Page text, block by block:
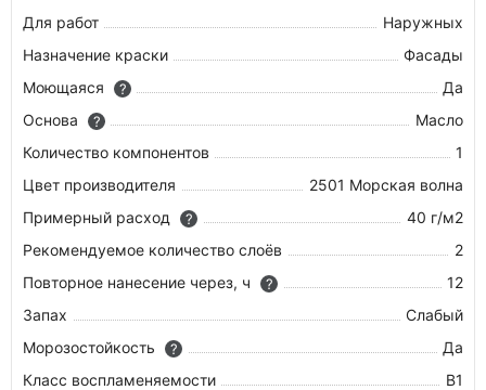
Для работ
Наружных
Назначение краски
Фасады
Моющаяся
?
Да
Основа
?
Масло
Количество компонентов
1
Цвет производителя
2501 Морская волна
Примерный расход
?
40 г/м2
Рекомендуемое количество слоёв
2
Повторное нанесение через, ч
?
12
Запах
Слабый
Морозостойкость
?
Да
Класс воспламеняемости
В1